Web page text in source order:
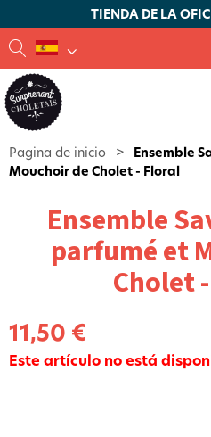
TIENDA DE LA
Pagina de inicio >
Ensemble
Mouchoir de Cholet - Floral
Ensemble
parfumé et
Cholet
11,50 €
Este artículo no está